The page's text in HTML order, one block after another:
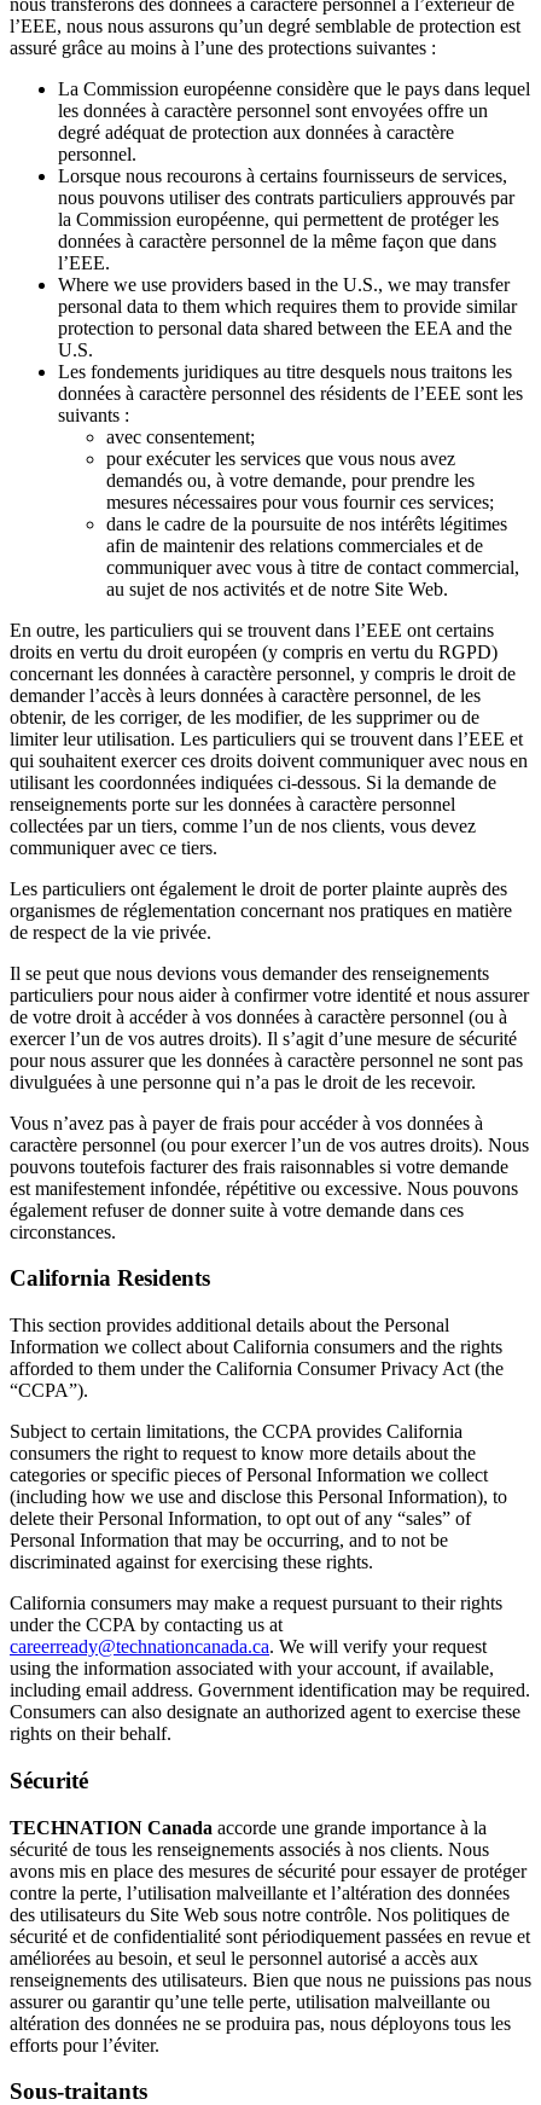
l’EEE, nous nous assurons qu’un degré semblable de protection est
assuré grâce au moins à l’une des protections suivantes :
La Commission européenne considère que le pays dans lequel
les données à caractère personnel sont envoyées offre un
degré adéquat de protection aux données à caractère
personnel.
Lorsque nous recourons à certains fournisseurs de services,
nous pouvons utiliser des contrats particuliers approuvés par
la Commission européenne, qui permettent de protéger les
données à caractère personnel de la même façon que dans
l’EEE.
Where we use providers based in the U.S., we may transfer
personal data to them which requires them to provide similar
protection to personal data shared between the EEA and the
U.S.
Les fondements juridiques au titre desquels nous traitons les
données à caractère personnel des résidents de l’EEE sont les
suivants :
avec consentement;
pour exécuter les services que vous nous avez
demandés ou, à votre demande, pour prendre les
mesures nécessaires pour vous fournir ces services;
dans le cadre de la poursuite de nos intérêts légitimes
afin de maintenir des relations commerciales et de
communiquer avec vous à titre de contact commercial,
au sujet de nos activités et de notre Site Web.
En outre, les particuliers qui se trouvent dans l’EEE ont certains
droits en vertu du droit européen (y compris en vertu du RGPD)
concernant les données à caractère personnel, y compris le droit de
demander l’accès à leurs données à caractère personnel, de les
obtenir, de les corriger, de les modifier, de les supprimer ou de
limiter leur utilisation. Les particuliers qui se trouvent dans l’EEE et
qui souhaitent exercer ces droits doivent communiquer avec nous en
utilisant les coordonnées indiquées ci-dessous. Si la demande de
renseignements porte sur les données à caractère personnel
collectées par un tiers, comme l’un de nos clients, vous devez
communiquer avec ce tiers.
Les particuliers ont également le droit de porter plainte auprès des
organismes de réglementation concernant nos pratiques en matière
de respect de la vie privée.
Il se peut que nous devions vous demander des renseignements
particuliers pour nous aider à confirmer votre identité et nous assurer
de votre droit à accéder à vos données à caractère personnel (ou à
exercer l’un de vos autres droits). Il s’agit d’une mesure de sécurité
pour nous assurer que les données à caractère personnel ne sont pas
divulguées à une personne qui n’a pas le droit de les recevoir.
Vous n’avez pas à payer de frais pour accéder à vos données à
caractère personnel (ou pour exercer l’un de vos autres droits). Nous
pouvons toutefois facturer des frais raisonnables si votre demande
est manifestement infondée, répétitive ou excessive. Nous pouvons
également refuser de donner suite à votre demande dans ces
circonstances.
California Residents
This section provides additional details about the Personal
Information we collect about California consumers and the rights
afforded to them under the California Consumer Privacy Act (the
“CCPA”).
Subject to certain limitations, the CCPA provides California
consumers the right to request to know more details about the
categories or specific pieces of Personal Information we collect
(including how we use and disclose this Personal Information), to
delete their Personal Information, to opt out of any “sales” of
Personal Information that may be occurring, and to not be
discriminated against for exercising these rights.
California consumers may make a request pursuant to their rights
under the CCPA by contacting us at
careerready@technationcanada.ca. We will verify your request
using the information associated with your account, if available,
including email address. Government identification may be required.
Consumers can also designate an authorized agent to exercise these
rights on their behalf.
Sécurité
TECHNATION Canada accorde une grande importance à la
sécurité de tous les renseignements associés à nos clients. Nous
avons mis en place des mesures de sécurité pour essayer de protéger
contre la perte, l’utilisation malveillante et l’altération des données
des utilisateurs du Site Web sous notre contrôle. Nos politiques de
sécurité et de confidentialité sont périodiquement passées en revue et
améliorées au besoin, et seul le personnel autorisé a accès aux
renseignements des utilisateurs. Bien que nous ne puissions pas nous
assurer ou garantir qu’une telle perte, utilisation malveillante ou
altération des données ne se produira pas, nous déployons tous les
efforts pour l’éviter.
Sous-traitants